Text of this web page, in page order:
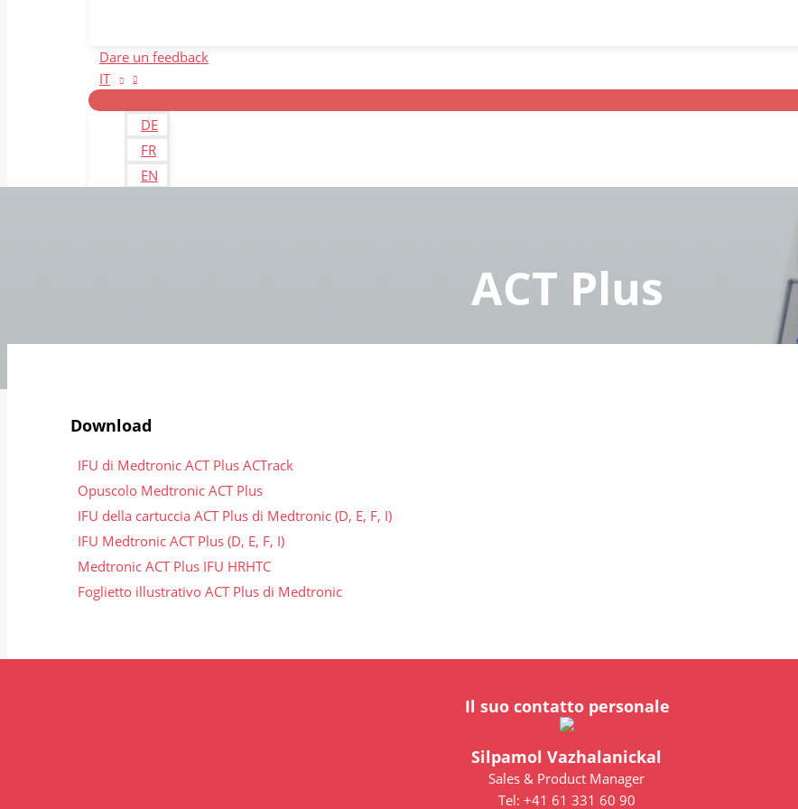
Dare un feedback
IT
DE
FR
EN
ACT Plus
Download
IFU di Medtronic ACT Plus ACTrack
Opuscolo Medtronic ACT Plus
IFU della cartuccia ACT Plus di Medtronic (D, E, F, I)
IFU Medtronic ACT Plus (D, E, F, I)
Medtronic ACT Plus IFU HRHTC
Foglietto illustrativo ACT Plus di Medtronic
Il suo contatto personale
Silpamol Vazhalanickal
Sales & Product Manager
Tel: +41 61 331 60 90